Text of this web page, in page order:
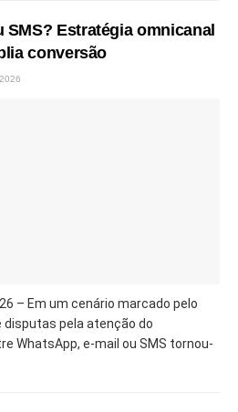
Estratégia omnicanal
conversão
– Em um cenário marcado pelo
pela atenção do
WhatsApp, e-mail ou SMS tornou-